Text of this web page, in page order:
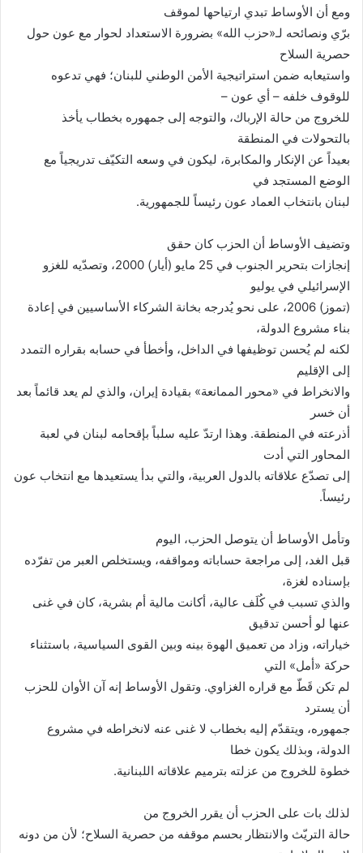
ومع أن الأوساط تبدي ارتياحها لموقف
برّي ونصائحه لـ«حزب الله» بضرورة الاستعداد لحوار مع عون حول
حصرية السلاح
واستيعابه ضمن استراتيجية الأمن الوطني للبنان؛ فهي تدعوه
للوقوف خلفه – أي عون –
للخروج من حالة الإرباك، والتوجه إلى جمهوره بخطاب يأخذ
بالتحولات في المنطقة
بعيداً عن الإنكار والمكابرة، ليكون في وسعه التكيّف تدريجياً مع
الوضع المستجد في
لبنان بانتخاب العماد عون رئيساً للجمهورية.
وتضيف الأوساط أن الحزب كان حقق
إنجازات بتحرير الجنوب في 25 مايو (أيار) 2000، وتصدّيه للغزو
الإسرائيلي في يوليو
(تموز) 2006، على نحو يُدرجه بخانة الشركاء الأساسيين في إعادة
بناء مشروع الدولة،
لكنه لم يُحسن توظيفها في الداخل، وأخطأ في حسابه بقراره التمدد
إلى الإقليم
والانخراط في «محور الممانعة» بقيادة إيران، والذي لم يعد قائماً بعد
أن خسر
أذرعته في المنطقة. وهذا ارتدّ عليه سلباً بإقحامه لبنان في لعبة
المحاور التي أدت
إلى تصدّع علاقاته بالدول العربية، والتي بدأ يستعيدها مع انتخاب عون
رئيساً.
وتأمل الأوساط أن يتوصل الحزب، اليوم
قبل الغد، إلى مراجعة حساباته ومواقفه، ويستخلص العبر من تفرّده
بإسناده لغزة،
والذي تسبب في كُلَف عالية، أكانت مالية أم بشرية، كان في غنى
عنها لو أحسن تدقيق
خياراته، وزاد من تعميق الهوة بينه وبين القوى السياسية، باستثناء
حركة «أمل» التي
لم تكن قَطّ مع قراره الغزاوي. وتقول الأوساط إنه آن الأوان للحزب
أن يسترد
جمهوره، ويتقدّم إليه بخطاب لا غنى عنه لانخراطه في مشروع
الدولة، وبذلك يكون خطا
خطوة للخروج من عزلته بترميم علاقاته اللبنانية.
لذلك بات على الحزب أن يقرر الخروج من
حالة التريّث والانتظار بحسم موقفه من حصرية السلاح؛ لأن من دونه